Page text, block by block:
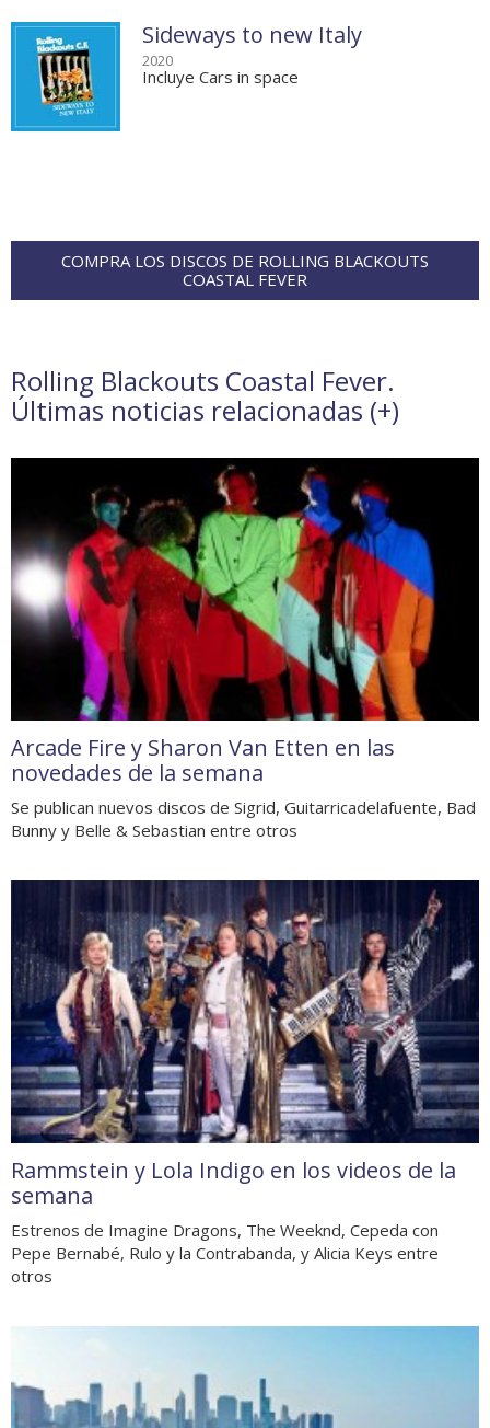
Sideways to new Italy
2020
Incluye Cars in space
COMPRA LOS DISCOS DE ROLLING BLACKOUTS
COASTAL FEVER
Rolling Blackouts Coastal Fever.
Últimas noticias relacionadas (+)
Arcade Fire y Sharon Van Etten en las
novedades de la semana
Se publican nuevos discos de Sigrid, Guitarricadelafuente, Bad
Bunny y Belle & Sebastian entre otros
Rammstein y Lola Indigo en los videos de la
semana
Estrenos de Imagine Dragons, The Weeknd, Cepeda con
Pepe Bernabé, Rulo y la Contrabanda, y Alicia Keys entre
otros